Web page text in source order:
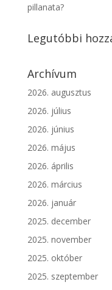
pillanata?
Legutóbbi
Archívum
2026. augusztus
2026. július
2026. június
2026. május
2026. április
2026. március
2026. január
2025. december
2025. november
2025. október
2025. szeptember